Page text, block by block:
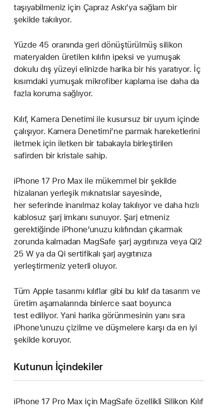
taşıyabilmeniz için Çapraz Askı’ya sağlam bir
şekilde takılıyor.
Yüzde 45 oranında geri dönüştürülmüş silikon
materyalden üretilen kılıfın ipeksi ve yumuşak
dokulu dış yüzeyi elinizde harika bir his yaratıyor. İç
kısımdaki yumuşak mikrofiber kaplama ise daha da
fazla koruma sağlıyor.
Kılıf, Kamera Denetimi ile kusursuz bir uyum içinde
çalışıyor. Kamera Denetimi’ne parmak hareketlerini
iletmek için iletken bir tabakayla birleştirilen
safirden bir kristale sahip.
iPhone 17 Pro Max ile mükemmel bir şekilde
hizalanan yerleşik mıknatıslar sayesinde,
her seferinde inanılmaz kolay takılıyor ve daha hızlı
kablosuz şarj imkanı sunuyor. Şarj etmeniz
gerektiğinde iPhone’unuzu kılıfından çıkarmak
zorunda kalmadan MagSafe şarj aygıtınıza veya Qi2
25 W ya da Qi sertifikalı şarj aygıtınıza
yerleştirmeniz yeterli oluyor.
Tüm Apple tasarımı kılıflar gibi bu kılıf da tasarım ve
üretim aşamalarında binlerce saat boyunca
test ediliyor. Yani harika görünmesinin yanı sıra
iPhone’unuzu çizilme ve düşmelere karşı da en iyi
şekilde koruyor.
Kutunun İçindekiler
iPhone 17 Pro Max için MagSafe özellikli Silikon Kılıf